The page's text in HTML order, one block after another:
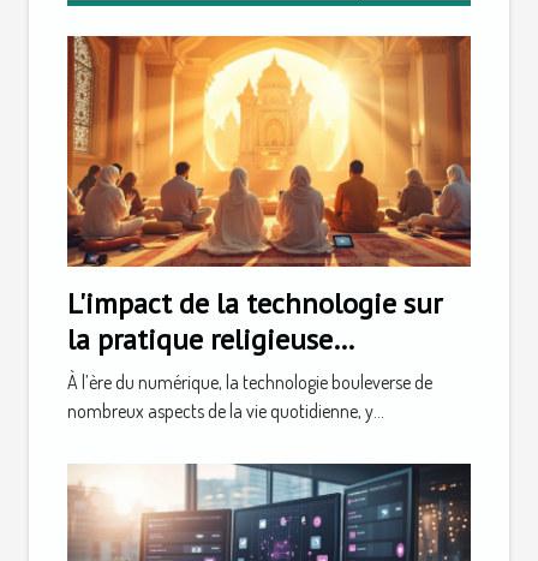
L'impact de la technologie sur
la pratique religieuse
quotidienne
À l’ère du numérique, la technologie bouleverse de
nombreux aspects de la vie quotidienne, y...